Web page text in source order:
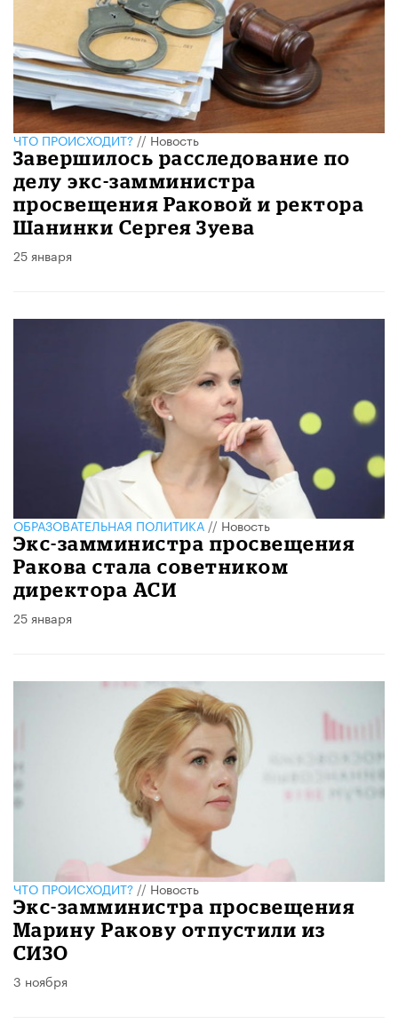
ЧТО ПРОИСХОДИТ?//Новость
Завершилось расследование по
делу экс-замминистра
просвещения Раковой и ректора
Шанинки Сергея Зуева
25 января
ОБРАЗОВАТЕЛЬНАЯ ПОЛИТИКА// Новость
Экс-замминистра просвещения
Ракова стала советником
директора АСИ
25 января
ЧТО ПРОИСХОДИТ?//Новость
Экс-замминистра просвещения
Марину Ракову отпустили из
СИЗО
3 ноября